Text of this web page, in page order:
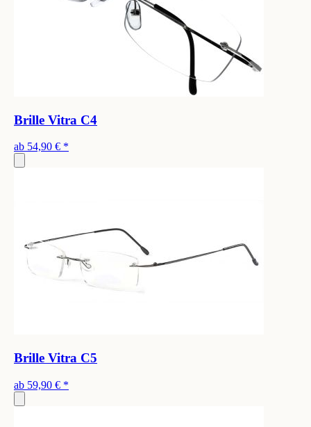
Brille Vitra C4
ab 54,90 € *
Brille Vitra C5
ab 59,90 € *